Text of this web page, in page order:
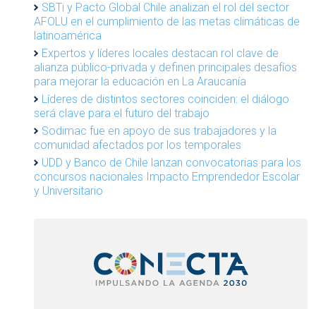
SBTi y Pacto Global Chile analizan el rol del sector
AFOLU en el cumplimiento de las metas climáticas de
latinoamérica
Expertos y líderes locales destacan rol clave de
alianza público-privada y definen principales desafíos
para mejorar la educación en La Araucanía
Líderes de distintos sectores coinciden: el diálogo
será clave para el futuro del trabajo
Sodimac fue en apoyo de sus trabajadores y la
comunidad afectados por los temporales
UDD y Banco de Chile lanzan convocatorias para los
concursos nacionales Impacto Emprendedor Escolar
y Universitario